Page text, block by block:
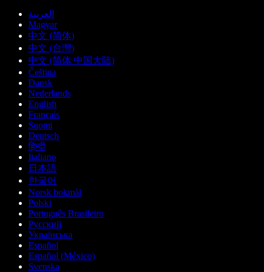
العربية
Magyar
中文 (简体)
中文 (台灣)
中文 (简体 中国大陆)
Čeština
Dansk
Nederlands
English
Français
Suomi
Deutsch
हिन्दी
Italiano
日本語
한국어
Norsk bokmål
Polski
Português Brasileiro
Русский
Українська
Español
Español (México)
Svenska